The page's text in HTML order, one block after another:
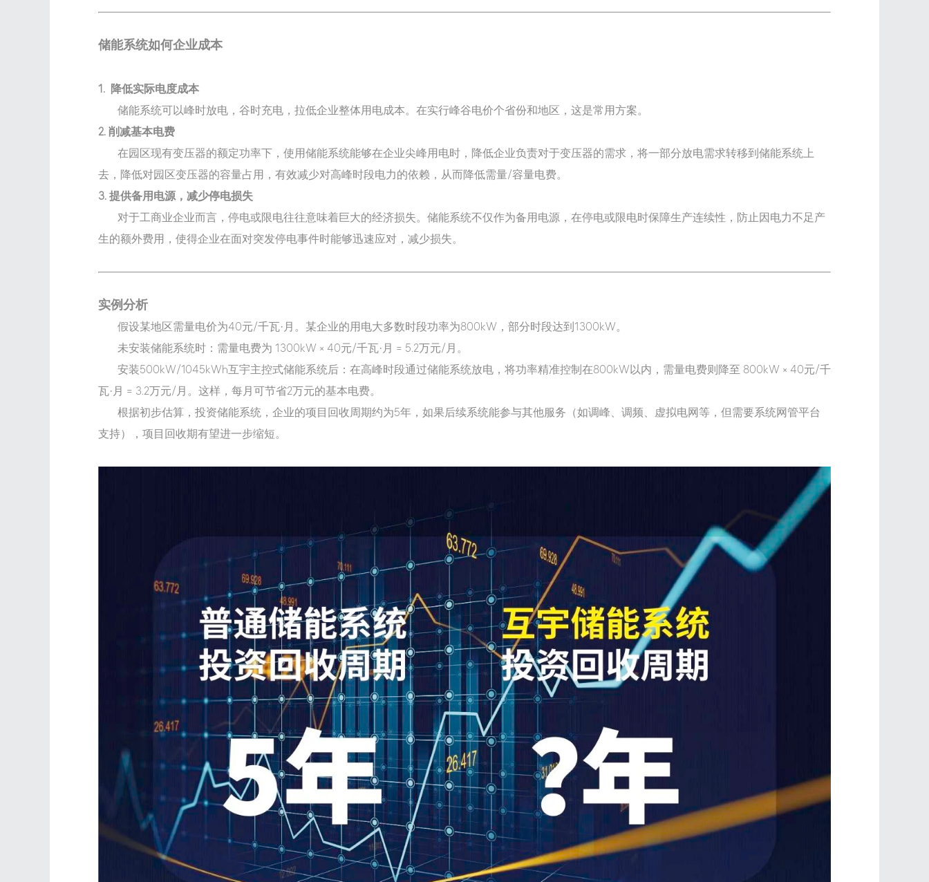
储能系统如何企业成本
1. 降低实际电度成本
储能系统可以峰时放电，谷时充电，拉低企业整体用电成本。在实行峰谷电价个省份和地区，这是常用方案。
2. 削减基本电费
在园区现有变压器的额定功率下，使用储能系统能够在企业尖峰用电时，降低企业负责对于变压器的需求，将一部分放电需求转移到储能系统上
去，降低对园区变压器的容量占用，有效减少对高峰时段电力的依赖，从而降低需量/容量电费。
3. 提供备用电源，减少停电损失
对于工商业企业而言，停电或限电往往意味着巨大的经济损失。储能系统不仅作为备用电源，在停电或限电时保障生产连续性，防止因电力不足产
生的额外费用，使得企业在面对突发停电事件时能够迅速应对，减少损失。
实例分析
假设某地区需量电价为40元/千瓦·月。某企业的用电大多数时段功率为800kW，部分时段达到1300kW。
未安装储能系统时：需量电费为 1300kW × 40元/千瓦·月 = 5.2万元/月。
安装500kW/1045kWh互宇主控式储能系统后：在高峰时段通过储能系统放电，将功率精准控制在800kW以内，需量电费则降至 800kW × 40元/千
瓦·月 = 3.2万元/月。这样，每月可节省2万元的基本电费。
根据初步估算，投资储能系统，企业的项目回收周期约为5年，如果后续系统能参与其他服务（如调峰、调频、虚拟电网等，但需要系统网管平台
支持），项目回收期有望进一步缩短。